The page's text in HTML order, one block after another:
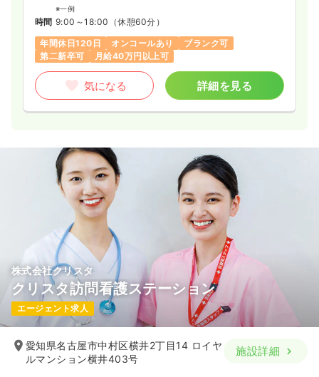
※一例
時間 9:00～18:00 （休憩60分）
年間休日120日
オンコールあり
ブランク可
第二新卒可
月給40万円以上可
気になる 詳細を見る
株式会社クリスタ
クリスタ訪問看護ステーション
エージェント求人
愛知県名古屋市中村区横井2丁目14 ロイヤ
ルマンション横井403号
施設詳細